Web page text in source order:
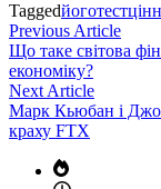
Taggedйоготест
Навігація
записів
Previous Article
Що таке світова
економіку?
Next ArticleNext
article:
Марк Кьюбан і
краху FTX